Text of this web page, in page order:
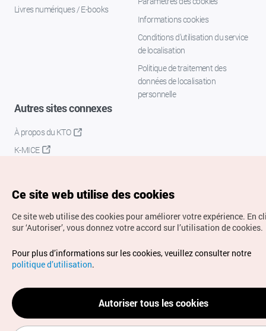
Livres numériques / E-books
Informations cookies
Conditions d’utilisation du service
de localisation
Politique de traitement des
données de localisation
personnelle
Autres sites connexes
À propos du KTO
K-MICE
Droits d’auteur (c) Office National du Tourisme en Corée.
Tous droits réservés.
Pour les rapports d'erreurs et demandes de renseignements,
adressez vos demandes à
info.ontc@gmail.com
Ce site web utilise des cookies
Ce site web utilise des cookies pour améliorer votre expérience. En
sur ‘Autoriser’, vous donnez votre accord sur l’utilisation de cookies.
Pour plus d’informations sur les cookies, veuillez consulter notre
politique d’utilisation.
Autoriser tous les cookies